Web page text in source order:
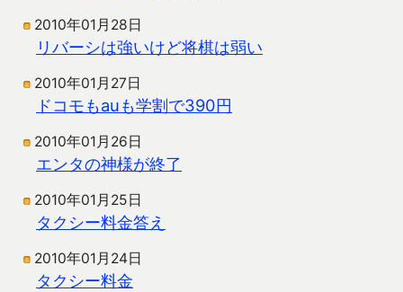
2010年01月28日
リバーシは強いけど将棋は弱い
2010年01月27日
ドコモもauも学割で390円
2010年01月26日
エンタの神様が終了
2010年01月25日
タクシー料金答え
2010年01月24日
タクシー料金